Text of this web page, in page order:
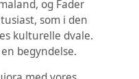
og Fader
som i den
kulturelle dvale.
begyndelse.